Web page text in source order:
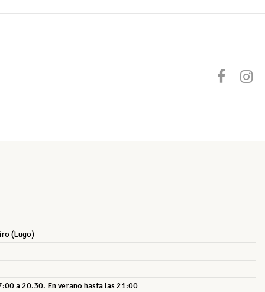
(Lugo)
a 20.30. En verano hasta las 21:00